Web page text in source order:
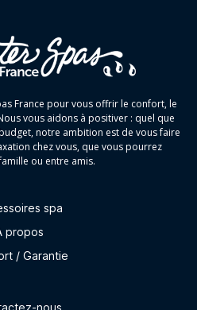
France pour vous offrir le confort, le
vous aidons à positiver : quel que
notre ambition est de vous faire
chez vous, que vous pourrez
ou entre amis.
spa
propos
/ Garantie